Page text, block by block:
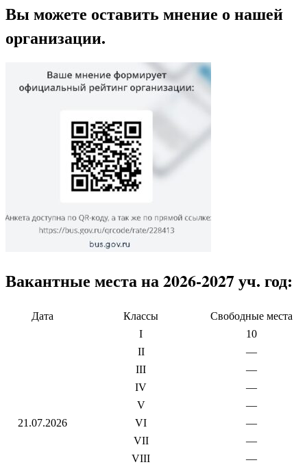
Вы можете оставить мнение о нашей
организации.
Вакантные места на 2026-2027 уч. год:
Дата Классы Свободные места
21.07.2026
I
10
II
—
III
—
IV
—
V
—
VI
—
VII
—
VIII
—